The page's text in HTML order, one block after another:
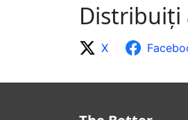
Distribuiți
X